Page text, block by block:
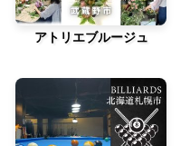
アトリエブルージュ